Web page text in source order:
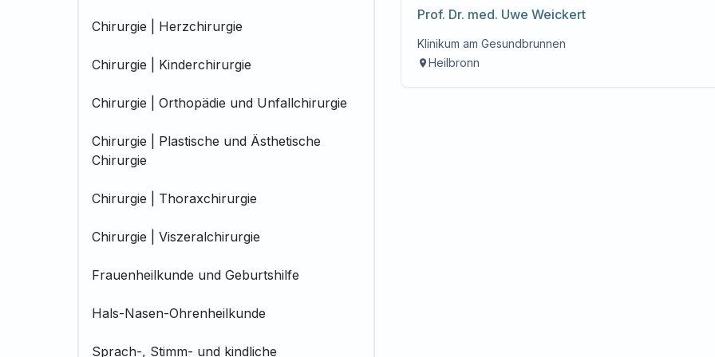
Chirurgie | Herzchirurgie
Chirurgie | Kinderchirurgie
Chirurgie | Orthopädie und Unfallchirurgie
Chirurgie | Plastische und Ästhetische
Chirurgie
Chirurgie | Thoraxchirurgie
Chirurgie | Viszeralchirurgie
Frauenheilkunde und Geburtshilfe
Hals-Nasen-Ohrenheilkunde
Sprach-, Stimm- und kindliche
Prof. Dr. med. Uwe Weickert
Klinikum am Gesundbrunnen
Heilbronn